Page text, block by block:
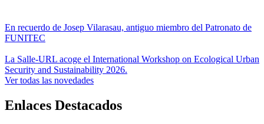
En recuerdo de Josep Vilarasau, antiguo miembro del Patronato de
FUNITEC
La Salle-URL acoge el International Workshop on Ecological Urban
Security and Sustainability 2026.
Ver todas las novedades
Enlaces Destacados